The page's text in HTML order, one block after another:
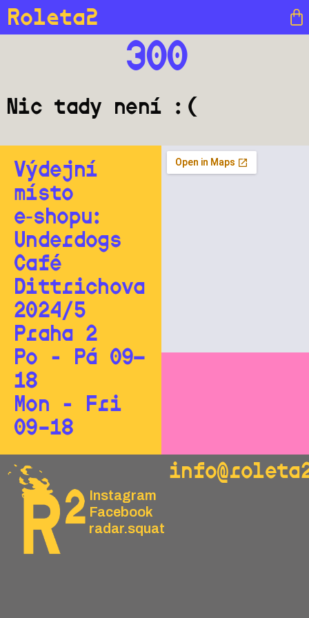
Roleta2
300
Nic tady není :(
Výdejní
místo
e‑shopu:
Underdogs
Café
Dittrichova
2024/5
Praha 2
Po - Pá 09—
18
Mon - Fri
09–18
Instagram
Facebook
radar.squat